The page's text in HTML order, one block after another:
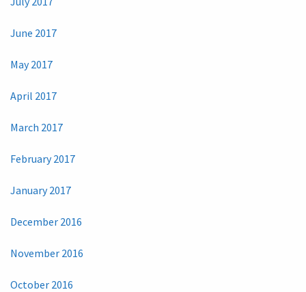
June 2017
May 2017
April 2017
March 2017
February 2017
January 2017
December 2016
November 2016
October 2016